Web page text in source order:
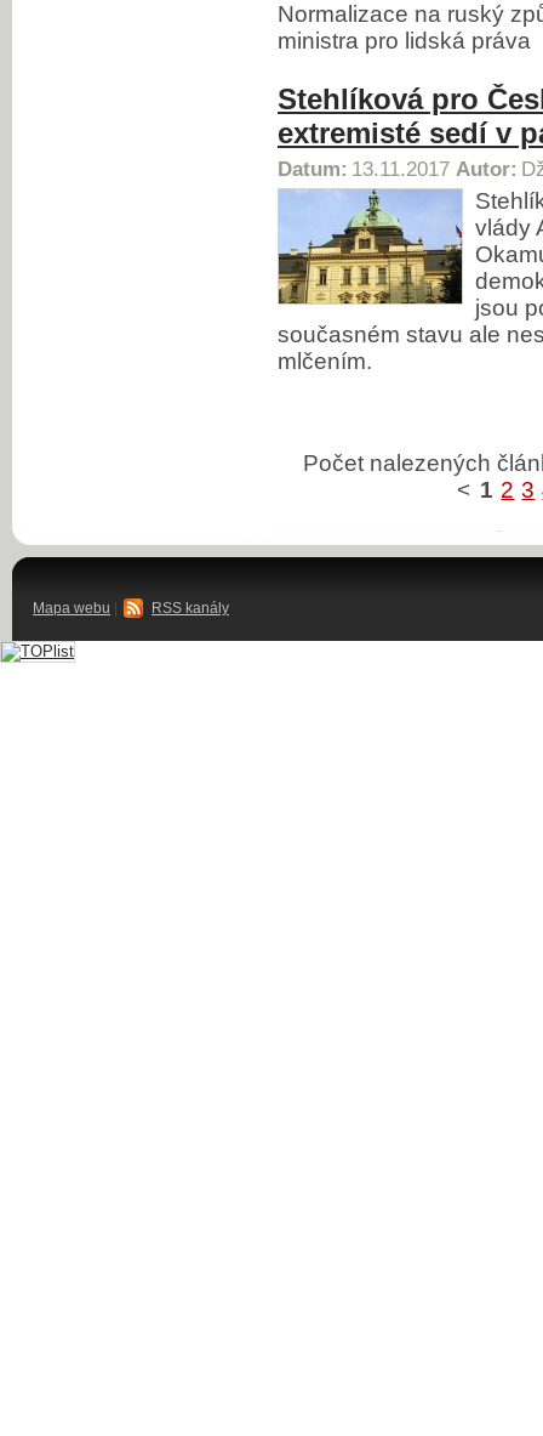
Normalizace na ruský
ministra pro lidská práva
Stehlíková pro
extremisté sedí v
Datum: 13.11.2017 Autor:
vlády
jsou
současném stavu ale
mlčením.
Počet nalezených
< 1 2 3
Mapa webu RSS kanály